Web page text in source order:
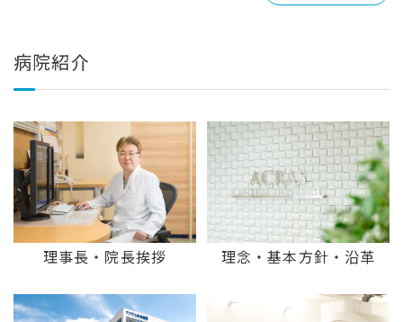
病院紹介
理事長・院長挨拶 理念・基本方針・沿革